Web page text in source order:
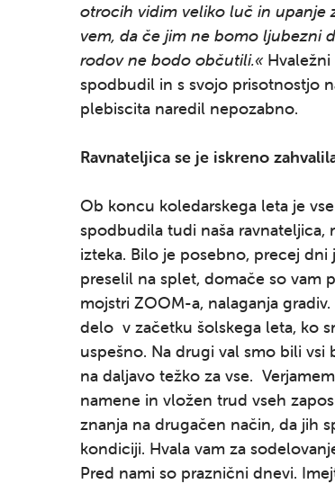
otrocih vidim veliko luč in upanje
vem, da če jim ne bomo ljubezni
rodov ne bodo občutili.«Hvaležni
spodbudil in s svojo prisotnostjo
plebiscita naredil nepozabno.
Ravnateljica se je iskreno
Ob koncu koledarskega leta je
spodbudila tudi naša ravnateljica,
izteka. Bilo je posebno, precej dni
preselil na splet, domače so vam
mojstri ZOOM-a, nalaganja
delo v začetku šolskega leta, ko
uspešno. Na drugi val smo bili
na daljavo težko za vse.
namene in vložen trud vseh
znanja na drugačen način, da jih
kondiciji. Hvala vam za
Pred nami so praznični dnevi.